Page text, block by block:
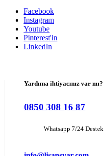
Facebook
Instagram
Youtube
Pinterest'in
LinkedIn
Yardıma ihtiyacınız var mı?
0850 308 16 87
Whatsapp 7/24 Destek